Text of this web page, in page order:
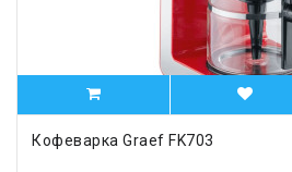
Кофеварка Graef FK703